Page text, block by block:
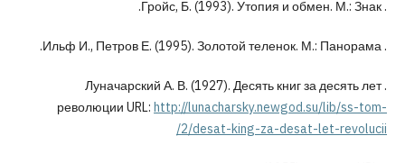
. Луначарский А. В. (1927). Десять книг
революции URL:http://
2/desat-king-za-